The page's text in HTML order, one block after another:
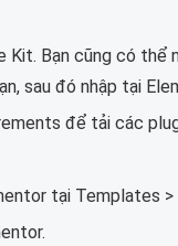
Bạn cũng có thể
sau đó nhập tại
để tải các
tại Templates >